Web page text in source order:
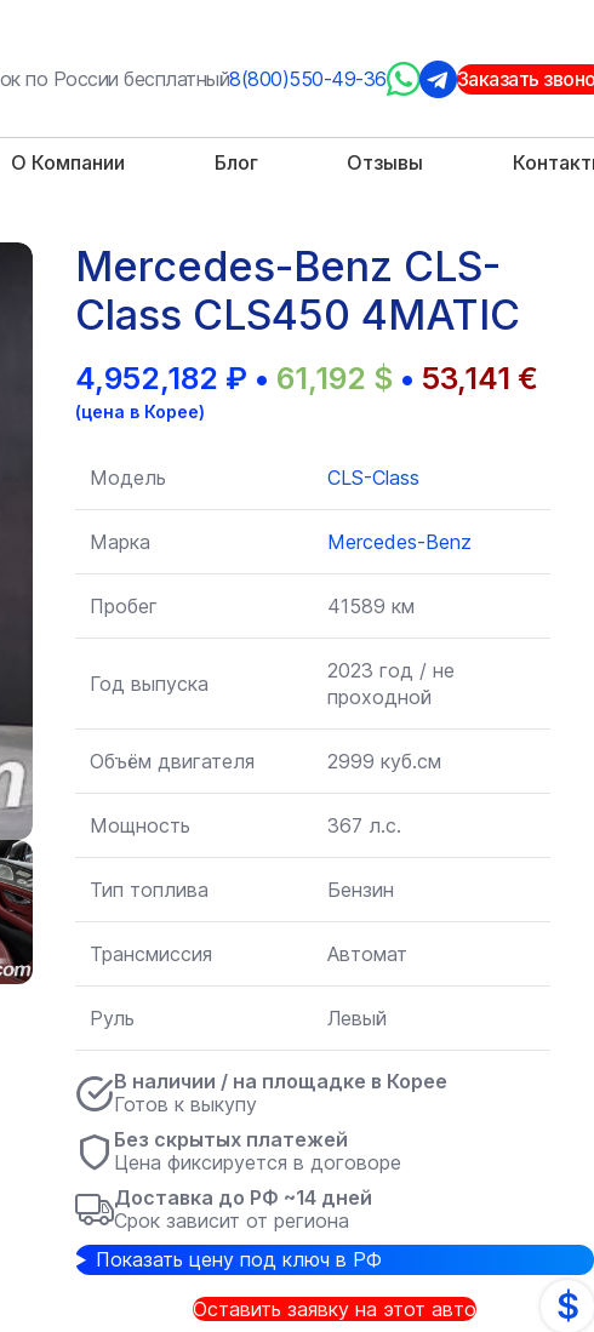
по России бесплатный8(800)550-49-36 Заказать
О Компании Блог Отзывы
Mercedes-Benz CLS-
Class CLS450 4MATIC
4,952,182 ₽ • 61,192 $ • 53,141 €
(цена в Корее)
Модель CLS-Class
Марка Mercedes-Benz
Пробег 41589 км
Год выпуска
2023 год / не
проходной
Объём двигателя 2999 куб.см
Мощность 367 л.с.
Тип топлива Бензин
Трансмиссия Автомат
Руль Левый
В наличии / на площадке в Корее
Готов к выкупу
Без скрытых платежей
Цена фиксируется в договоре
Доставка до РФ ~14 дней
Срок зависит от региона
Показать цену под ключ в РФ
Оставить заявку на этот авто
$